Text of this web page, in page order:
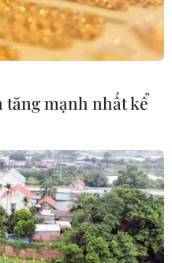
tăng mạnh nhất kể